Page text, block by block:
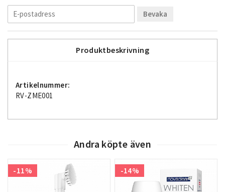
Bevaka
Produktbeskrivning
Artikelnummer:
RV-ZME001
Andra köpte även
-11% -14%